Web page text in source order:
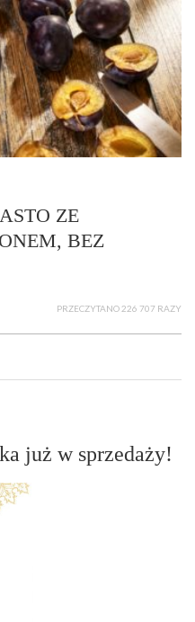
ZE
BEZ
PRZECZYTANO 226 707 RAZY
już w sprzedaży!